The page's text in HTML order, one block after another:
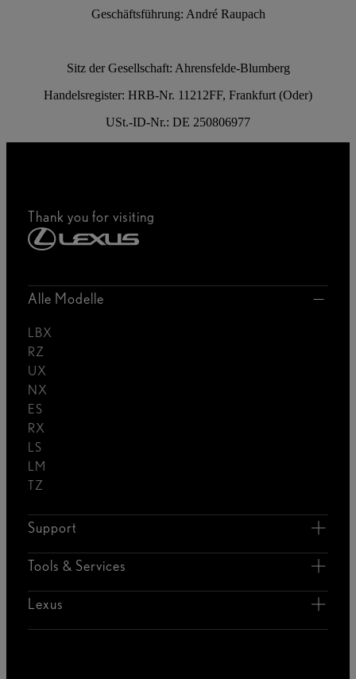
Geschäftsführung: André Raupach
Sitz der Gesellschaft: Ahrensfelde-Blumberg
Handelsregister: HRB-Nr. 11212FF, Frankfurt (Oder)
USt.-ID-Nr.: DE 250806977
Thank you for visiting
Alle Modelle
LBX
RZ
UX
NX
ES
RX
LS
LM
TZ
Support
Tools & Services
Lexus